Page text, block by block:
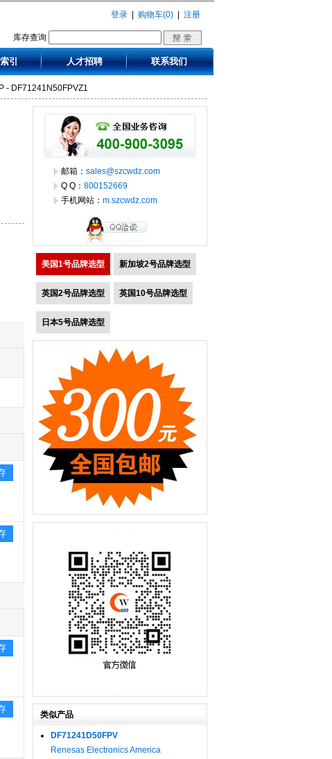
登录 购物车(0) 注册
库存查询
引 人才招聘 联系我们
- DF71241N50FPVZ1
邮箱： sales@szcwdz.com
Q Q： 800152669
手机网站： m.szcwdz.com
美国1号品牌选型 新加坡2号品牌选型
英国2号品牌选型 英国10号品牌选型
日本5号品牌选型
类似产品
DF71241D50FPV
Renesas Electronics America